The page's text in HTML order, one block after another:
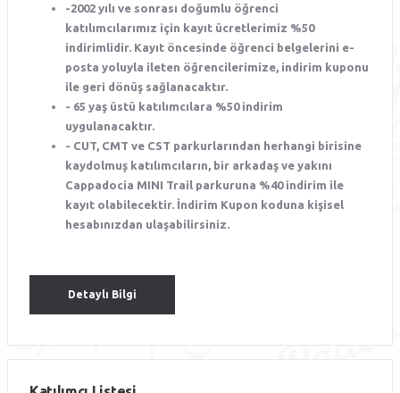
-2002 yılı ve sonrası doğumlu öğrenci
katılımcılarımız için kayıt ücretlerimiz %50
indirimlidir. Kayıt öncesinde öğrenci belgelerini e-
posta yoluyla ileten öğrencilerimize, indirim kuponu
ile geri dönüş sağlanacaktır.
- 65 yaş üstü katılımcılara %50 indirim
uygulanacaktır.
- CUT, CMT ve CST parkurlarından herhangi birisine
kaydolmuş katılımcıların, bir arkadaş ve yakını
Cappadocia MINI Trail parkuruna %40 indirim ile
kayıt olabilecektir. İndirim Kupon koduna kişisel
hesabınızdan ulaşabilirsiniz.
Detaylı Bilgi